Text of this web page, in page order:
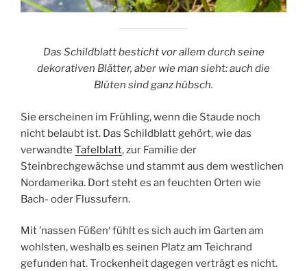
Das Schildblatt besticht vor allem durch seine
dekorativen Blätter, aber wie man sieht: auch die
Blüten sind ganz hübsch.
Sie erscheinen im Frühling, wenn die Staude noch
nicht belaubt ist. Das Schildblatt gehört, wie das
verwandte Tafelblatt, zur Familie der
Steinbrechgewächse und stammt aus dem westlichen
Nordamerika. Dort steht es an feuchten Orten wie
Bach- oder Flussufern.
Mit ’nassen Füßen‘ fühlt es sich auch im Garten am
wohlsten, weshalb es seinen Platz am Teichrand
gefunden hat. Trockenheit dagegen verträgt es nicht.